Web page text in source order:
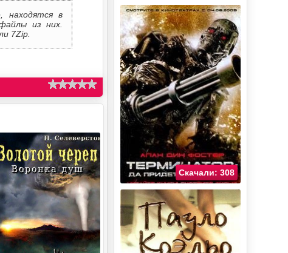
находятся в
из них.
7Zip.
Скачали: 308